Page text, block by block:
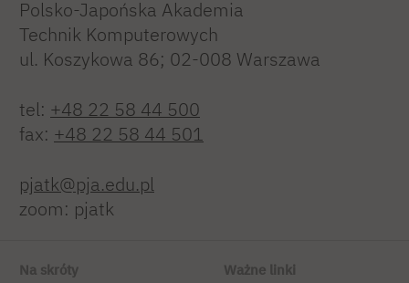
Polsko-Japońska Akademia
Technik Komputerowych
ul. Koszykowa 86; 02-008 Warszawa
tel: +48 22 58 44 500
fax: +48 22 58 44 501
pjatk@pja.edu.pl
zoom: pjatk
Na skróty Ważne linki